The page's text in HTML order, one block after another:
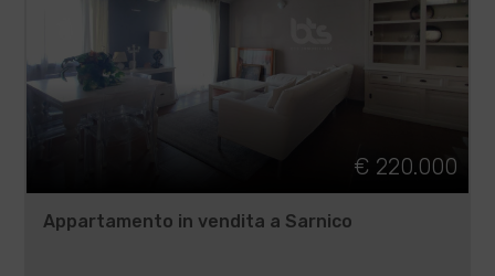
€ 220.000
Appartamento in vendita a Sarnico